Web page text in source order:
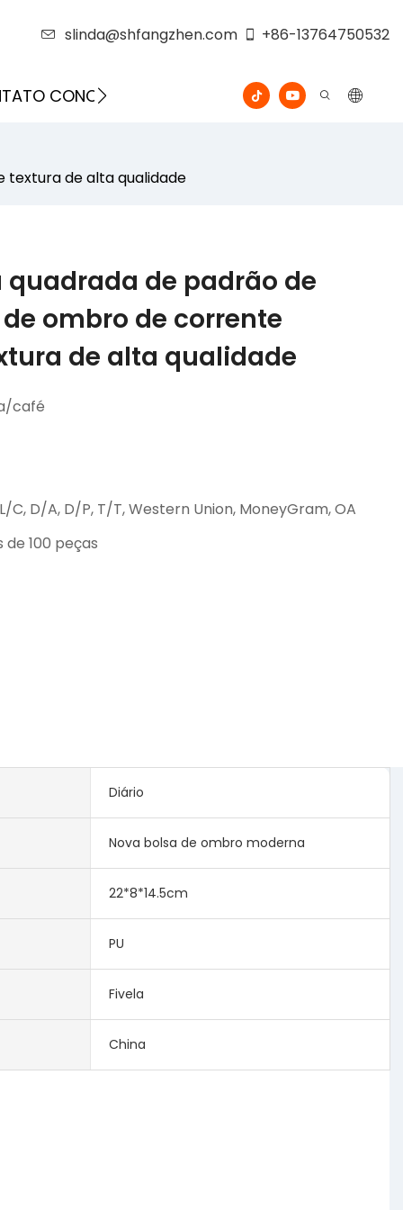
slinda@shfangzhen.com +86-13764750532
CONOSCO
textura de alta qualidade
quadrada de padrão de
ombro de corrente
de alta qualidade
café
C, D/A, D/P, T/T, Western Union, MoneyGram, OA
de 100 peças
Diário
Nova bolsa de ombro moderna
22*8*14.5cm
PU
Fivela
China